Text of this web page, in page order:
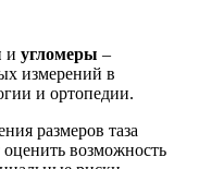
и угломеры –
измерений в
и ортопедии.
размеров таза
возможность